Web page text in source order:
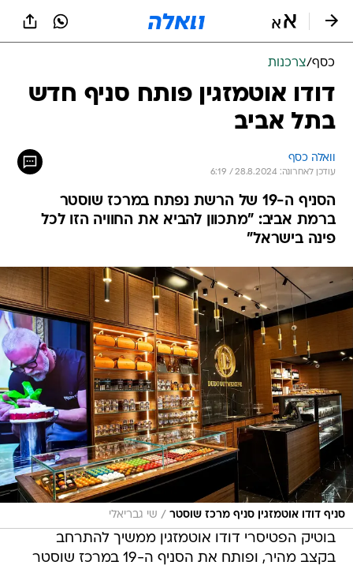
כסף/צרכנות
דודו אוטמזגין פותח סניף חדש
בתל אביב
וואלה כסף
עודכן לאחרונה: 28.8.2024 / 6:19
הסניף ה-19 של הרשת נפתח במרכז שוסטר
ברמת אביב: "מתכוון להביא את החוויה הזו לכל
פינה בישראל"
סניף דודו אוטמזגין סניף מרכז שוסטר / שי גבריאלי
בוטיק הפטיסרי דודו אוטמזגין ממשיך להתרחב
בקצב מהיר, ופותח את הסניף ה-19 במרכז שוסטר